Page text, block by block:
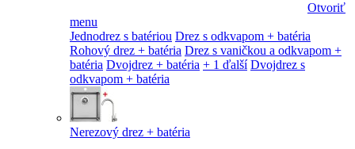
Otvoriť
menu
Jednodrez s batériou Drez s odkvapom + batéria
Rohový drez + batéria Drez s vaničkou a odkvapom +
batéria Dvojdrez + batéria + 1 ďalší Dvojdrez s
odkvapom + batéria
Nerezový drez + batéria